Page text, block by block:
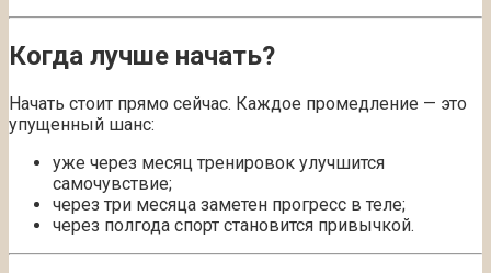
Когда лучше начать?
Начать стоит прямо сейчас. Каждое промедление — это
упущенный шанс:
уже через месяц тренировок улучшится
самочувствие;
через три месяца заметен прогресс в теле;
через полгода спорт становится привычкой.